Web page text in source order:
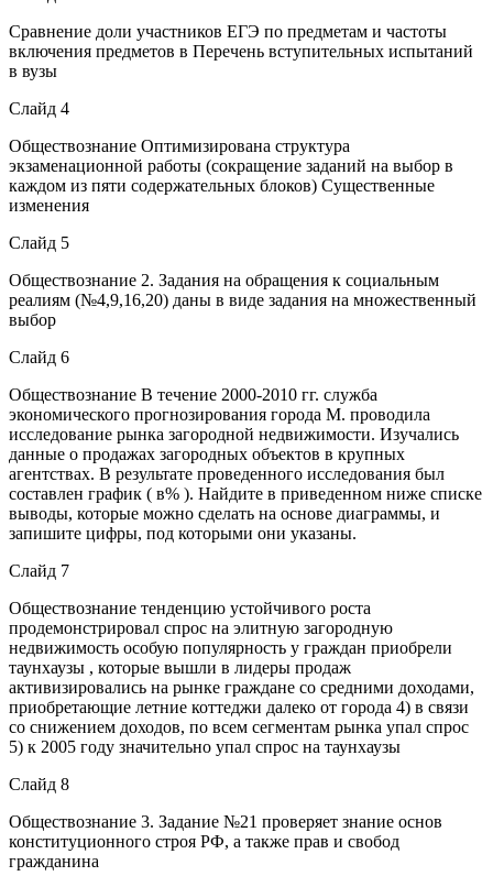
Сравнение доли участников ЕГЭ по предметам и частоты
включения предметов в Перечень вступительных испытаний
в вузы
Слайд 4
Обществознание Оптимизирована структура
экзаменационной работы (сокращение заданий на выбор в
каждом из пяти содержательных блоков) Существенные
изменения
Слайд 5
Обществознание 2. Задания на обращения к социальным
реалиям (№4,9,16,20) даны в виде задания на множественный
выбор
Слайд 6
Обществознание В течение 2000-2010 гг. служба
экономического прогнозирования города М. проводила
исследование рынка загородной недвижимости. Изучались
данные о продажах загородных объектов в крупных
агентствах. В результате проведенного исследования был
составлен график ( в% ). Найдите в приведенном ниже списке
выводы, которые можно сделать на основе диаграммы, и
запишите цифры, под которыми они указаны.
Слайд 7
Обществознание тенденцию устойчивого роста
продемонстрировал спрос на элитную загородную
недвижимость особую популярность у граждан приобрели
таунхаузы , которые вышли в лидеры продаж
активизировались на рынке граждане со средними доходами,
приобретающие летние коттеджи далеко от города 4) в связи
со снижением доходов, по всем сегментам рынка упал спрос
5) к 2005 году значительно упал спрос на таунхаузы
Слайд 8
Обществознание 3. Задание №21 проверяет знание основ
конституционного строя РФ, а также прав и свобод
гражданина